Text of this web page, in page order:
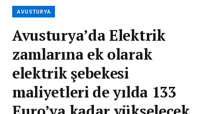
AVUSTURYA
Avusturya’da Elektrik
zamlarına ek olarak
elektrik şebekesi
maliyetleri de yılda 133